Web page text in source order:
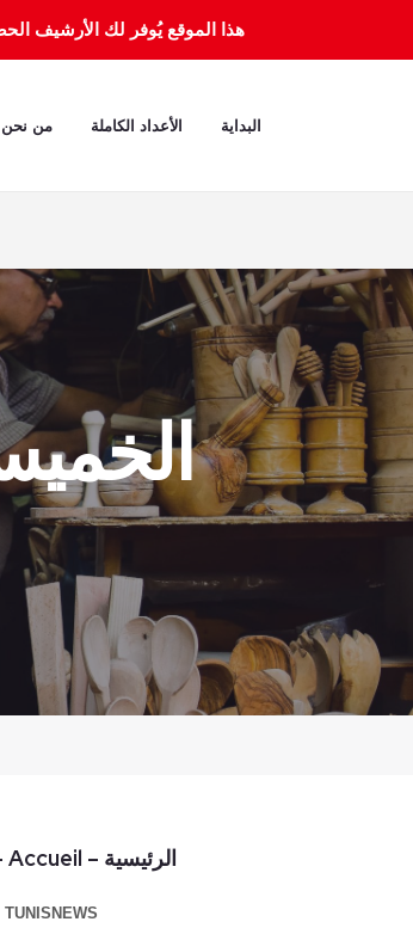
هذا الموقع يُوفر لك الأرشيف الحصري لرسالة
البداية الأعداد الكاملة من نحن
الخميس، 26
Accueil – الرئيسية
TUNISNEWS